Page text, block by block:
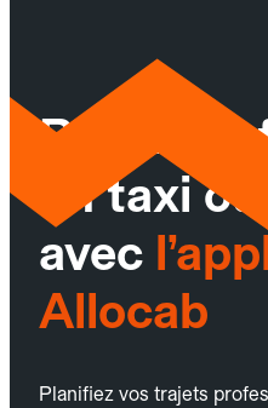
Réservez
un taxi
avec
Allocab
Planifiez vos trajets